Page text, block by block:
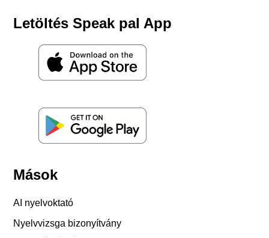
Letöltés Speak pal App
Mások
AI nyelvoktató
Nyelvvizsga bizonyítvány